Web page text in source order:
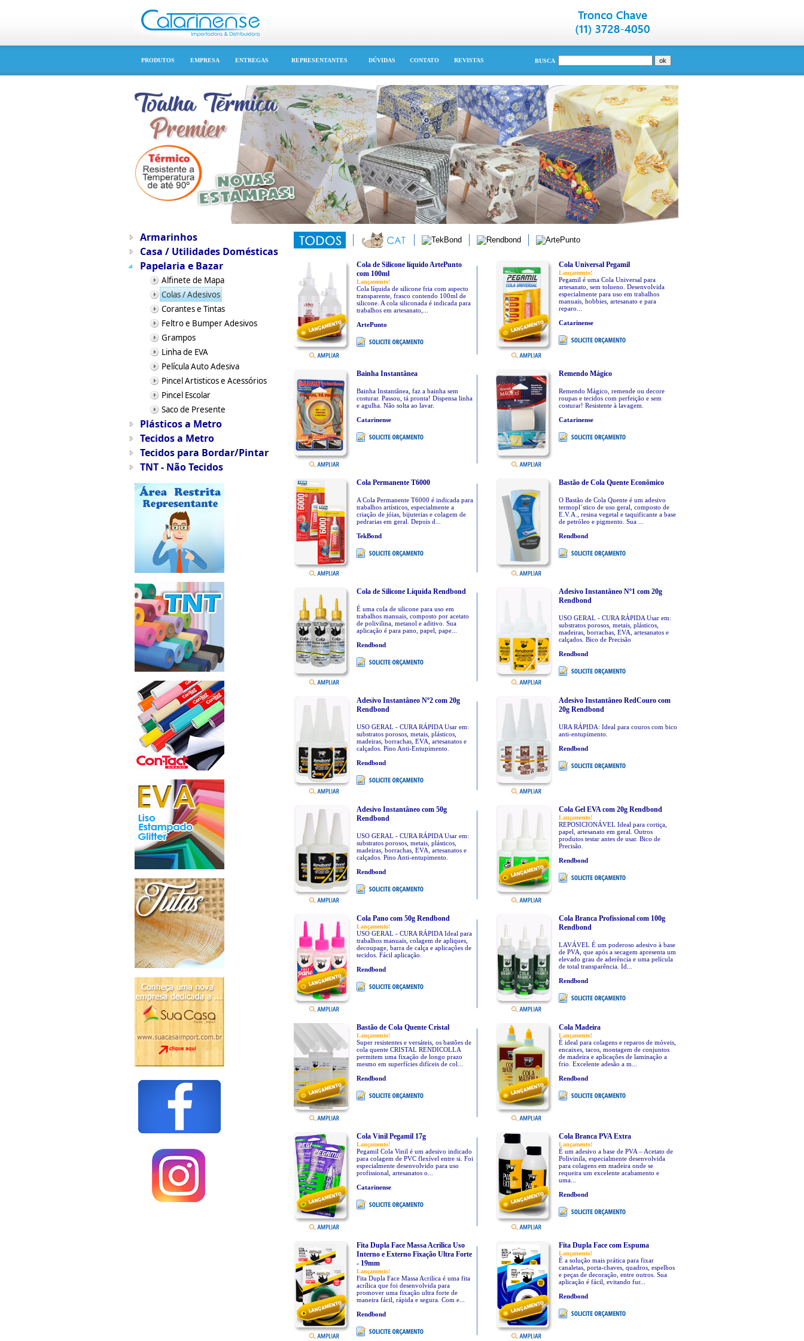
PRODUTOS EMPRESA ENTREGAS REPRESENTANTES DÚVIDAS CONTATO REVISTAS BUSCA
Armarinhos
Casa / Utilidades Domésticas
Papelaria e Bazar
Alfinete de Mapa
Colas / Adesivos
Corantes e Tintas
Feltro e Bumper Adesivos
Grampos
Linha de EVA
Película Auto Adesiva
Pincel Artisticos e Acessórios
Pincel Escolar
Saco de Presente
Plásticos a Metro
Tecidos a Metro
Tecidos para Bordar/Pintar
TNT - Não Tecidos
Cola de Silicone líquido ArtePunto
com 100ml
Lançamento!
Cola líquida de silicone fria com aspecto
transparente, frasco contendo 100ml de
silicone. A cola siliconada é indicada para
trabalhos em artesanato,...
ArtePunto
Cola Universal Pegamil
Lançamento!
Pegamil é uma Cola Universal para
artesanato, sem tolueno. Desenvolvida
especialmente para uso em trabalhos
manuais, hobbies, artesanato e para
reparo...
Catarinense
Bainha Instantânea
Bainha Instantânea, faz a bainha sem
costurar. Passou, tá pronta! Dispensa linha
e agulha. Não solta ao lavar.
Catarinense
Remendo Mágico
Remendo Mágico, remende ou decore
roupas e tecidos com perfeição e sem
costurar! Resistente à lavagem.
Catarinense
Cola Permanente T6000
A Cola Permanente T6000 é indicada para
trabalhos artísticos, especialmente a
criação de jóias, bijuterias e colagem de
pedrarias em geral. Depois d...
TekBond
Bastão de Cola Quente Econômico
O Bastão de Cola Quente é um adesivo
termopl´stico de uso geral, composto de
E.V.A., resina vegetal e taquificante a base
de petróleo e pigmento. Sua ...
Rendbond
Cola de Silicone Líquida Rendbond
É uma cola de silicone para uso em
trabalhos manuais, composto por acetato
de polivilina, metanol e aditivo. Sua
aplicação é para pano, papel, pape...
Rendbond
Adesivo Instantâneo Nº1 com 20g
Rendbond
USO GERAL - CURA RÁPIDA Usar em:
substratos porosos, metais, plásticos,
madeiras, borrachas, EVA, artesanatos e
calçados. Bico de Precisão
Rendbond
Adesivo Instantâneo Nº2 com 20g
Rendbond
USO GERAL - CURA RÁPIDA Usar em:
substratos porosos, metais, plásticos,
madeiras, borrachas, EVA, artesanatos e
calçados. Pino Anti-Entupimento.
Rendbond
Adesivo Instantâneo RedCouro com
20g Rendbond
URA RÁPIDA: Ideal para couros com bico
anti-entupimento.
Rendbond
Adesivo Instantâneo com 50g
Rendbond
USO GERAL - CURA RÁPIDA Usar em:
substratos porosos, metais, plásticos,
madeiras, borrachas, EVA, artesanatos e
calçados. Pino Anti-entupimento.
Rendbond
Cola Gel EVA com 20g Rendbond
Lançamento!
REPOSICIONÁVEL Ideal para cortiça,
papel, artesanato em geral. Outros
produtos testar antes de usar. Bico de
Precisão.
Rendbond
Cola Pano com 50g Rendbond
Lançamento!
USO GERAL - CURA RÁPIDA Ideal para
trabalhos manuais, colagem de apliques,
decoupage, barra de calça e aplicações de
tecidos. Fácil aplicação.
Rendbond
Cola Branca Profissional com 100g
Rendbond
LAVÁVEL É um poderoso adesivo à base
de PVA, que após a secagem apresenta um
elevado grau de aderência e uma película
de total transparência. Id...
Rendbond
Bastão de Cola Quente Cristal
Lançamento!
Super resistentes e versáteis, os bastões de
cola quente CRISTAL RENDICOLLA
permitem uma fixação de longo prazo
mesmo em superfícies difíceis de col...
Rendbond
Cola Madeira
Lançamento!
É ideal para colagens e reparos de móveis,
encaixes, tacos, montagem de conjuntos
de madeira e aplicações de laminação a
frio. Excelente adesão a m...
Rendbond
Cola Vinil Pegamil 17g
Lançamento!
Pegamil Cola Vinil é um adesivo indicado
para colagem de PVC flexível entre si. Foi
especialmente desenvolvido para uso
profissional, artesanatos o...
Catarinense
Cola Branca PVA Extra
Lançamento!
É um adesivo a base de PVA – Acetato de
Polivinila, especialmente desenvolvida
para colagens em madeira onde se
requeira um excelente acabamento e
uma...
Rendbond
Fita Dupla Face Massa Acrilica Uso
Interno e Externo Fixação Ultra Forte
- 19mm
Lançamento!
Fita Dupla Face Massa Acrilica é uma fita
acrílica que foi desenvolvida para
promover uma fixação ultra forte de
maneira fácil, rápida e segura. Com e...
Rendbond
Fita Dupla Face com Espuma
Lançamento!
É a solução mais prática para fixar
canaletas, porta-chaves, quadros, espelhos
e peças de decoração, entre outros. Sua
aplicação é fácil, evitando fur...
Rendbond